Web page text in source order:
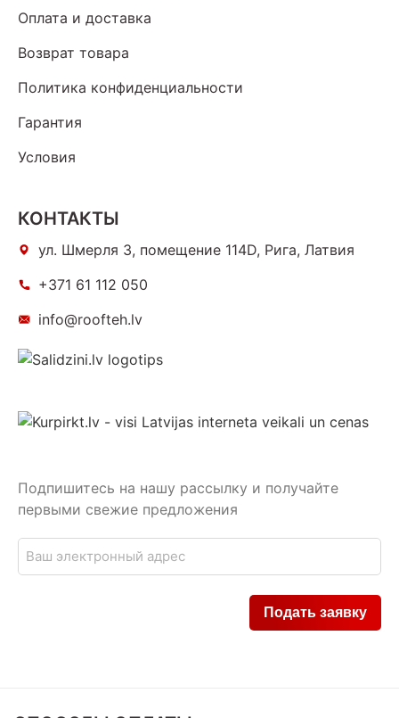
Оплата и доставка
Возврат товара
Политика конфиденциальности
Гарантия
Условия
КОНТАКТЫ
ул. Шмерля 3, помещение 114D, Рига, Латвия
+371 61 112 050
info@roofteh.lv
Подпишитесь на нашу рассылку и получайте
первыми свежие предложения